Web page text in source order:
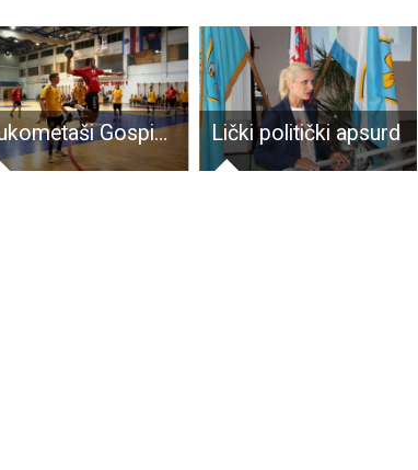
Rukometaši Gospića opet poraženi Lički politički apsurd